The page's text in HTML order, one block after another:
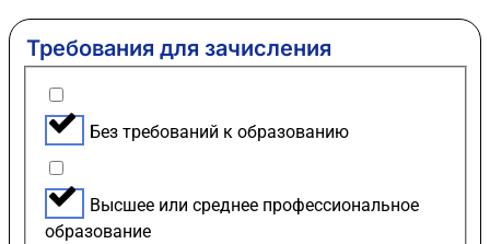
Требования для зачисления
Без требований к образованию
Высшее или среднее профессиональное
образование